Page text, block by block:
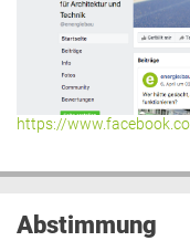
https://
Abstimmung